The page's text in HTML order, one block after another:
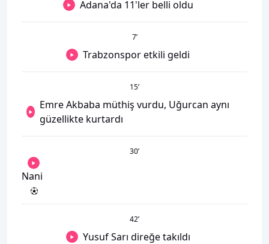
Adana'da 11'ler belli oldu
7’
Trabzonspor etkili geldi
15’
Emre Akbaba müthiş vurdu, Uğurcan aynı
güzellikte kurtardı
30’
Nani
42’
Yusuf Sarı direğe takıldı